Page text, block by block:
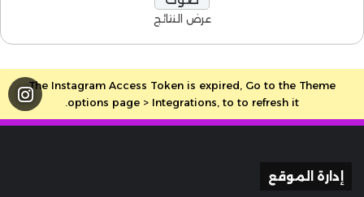
عرض النتائج
The Instagram Access Token is expired, Go to the Theme
options page > Integrations, to to refresh it.
إدارة الموقع